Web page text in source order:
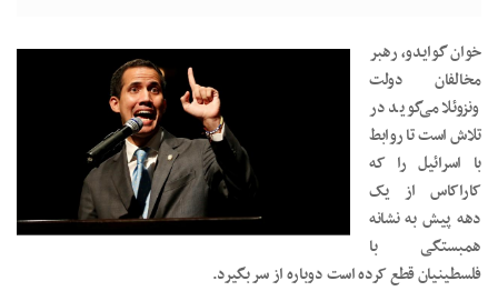
خوان گوایدو، رهبر
مخالفان دولت
ونزوئلا می‌گوید در
تلاش است تا روابط
با اسرائیل را که
کاراکاس از یک
دهه پیش به نشانه
همبستگی با
فلسطینیان قطع کرده است دوباره از سر بگیرد.